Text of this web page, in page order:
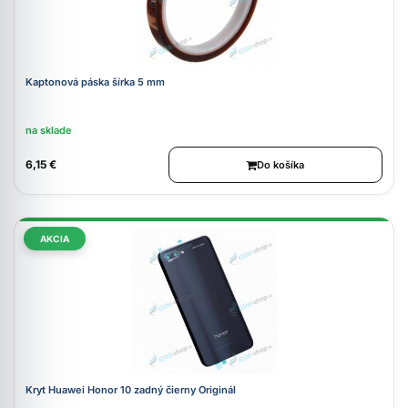
Kaptonová páska šírka 5 mm
na sklade
6,15 € Do košíka
AKCIA
Kryt Huawei Honor 10 zadný čierny Originál